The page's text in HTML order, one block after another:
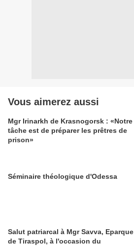
Vous aimerez aussi
Mgr Irinarkh de Krasnogorsk : «Notre
tâche est de préparer les prêtres de
prison»
Séminaire théologique d'Odessa
Salut patriarcal à Mgr Savva, Eparque
de Tiraspol, à l'occasion du